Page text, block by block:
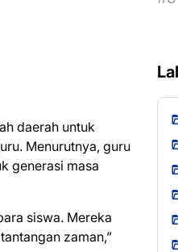
daerah untuk
Menurutnya, guru
generasi masa
siswa. Mereka
zaman,”